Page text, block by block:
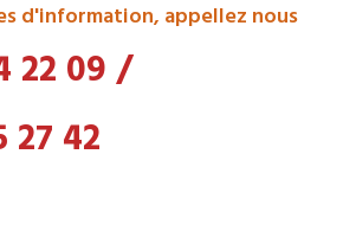
d'information, appellez nous
22 09/
27 42